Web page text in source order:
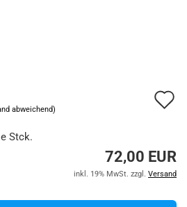
abweichend)
Stck.
72,00 EUR
inkl. 19% MwSt. zzgl. Versand